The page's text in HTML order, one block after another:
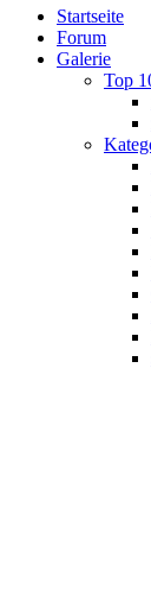
Startseite
Forum
Galerie
Top